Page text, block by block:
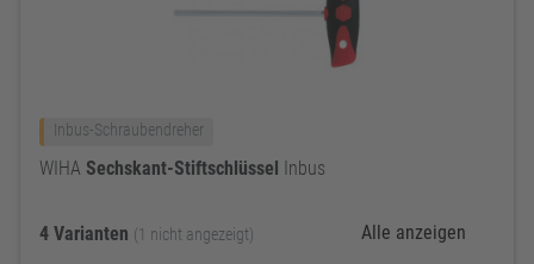
Inbus-Schraubendreher
WIHA Sechskant-Stiftschlüssel Inbus
4 Varianten (1 nicht angezeigt) Alle anzeigen